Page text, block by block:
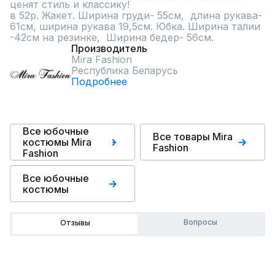
ценят стиль и классику!
в 52р. Жакет. Ширина груди- 55см,  длина рукава-
61см, ширина рукава 19,5см. Юбка. Ширина талии
-42см на резинке,  Ширина бедер- 56см.
Производитель
Mira Fashion
Республика Беларусь
Подробнее
Все юбочные
костюмы Mira
Fashion
Все товары Mira
Fashion
Все юбочные
костюмы
Отзывы Вопросы